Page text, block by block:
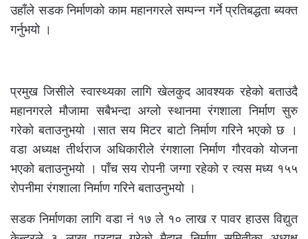
उहाँले सडक निर्माणको काम महानगरले सम्पन्न गर्ने प्रतिबद्धता ब्यक्त
गर्नुभयो ।
प्रमुख जिसीले स्वास्थ्यका लागि खेलकुद आवश्यक रहेको बताउदै
महानगरले मौजामा सबैभन्दा अग्लो स्थानमा रंगशाला निर्माण सुरु
गरेको बताउनुभयो ।सात सय मिटर बाटो निर्माण गरिने भएको छ ।
वडा अध्यक्ष तीर्थराज अधिकारीले रंगशाला निर्माण गौरवको योजना
भएको बताउनुभयो । पाँच सय रोपनी जग्गा रहेको र त्यस मध्य १५५
रोपनीमा रंगशाला निर्माण गरिने बताउनुभयो ।
सडक निर्माणका लागि वडा नं १७ ले १० लाख र पावर हाउस विद्युत